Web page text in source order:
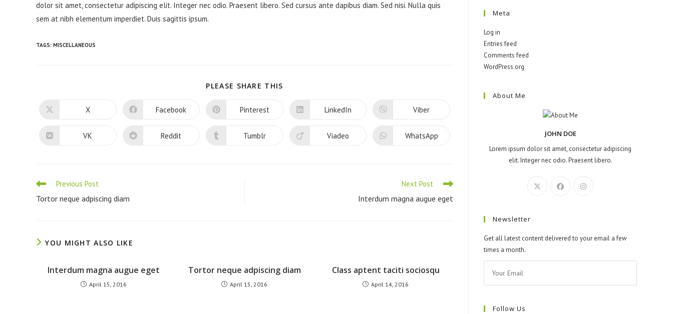
dolor sit amet, consectetur adipiscing elit. Integer nec odio. Praesent libero. Sed cursus ante dapibus diam. Sed nisi. Nulla quis
sem at nibh elementum imperdiet. Duis sagittis ipsum.
TAGS: MISCELLANEOUS
PLEASE SHARE THIS
X Facebook Pinterest LinkedIn Viber
VK Reddit Tumblr Viadeo WhatsApp
Previous Post
Tortor neque adpiscing diam
Next Post
Interdum magna augue eget
YOU MIGHT ALSO LIKE
Interdum magna augue eget
April 15, 2016
Tortor neque adpiscing diam
April 15, 2016
Class aptent taciti sociosqu
April 14, 2016
Meta
Log in
Entries feed
Comments feed
WordPress.org
About Me
JOHN DOE
Lorem ipsum dolor sit amet, consectetur adipiscing
elit. Integer nec odio. Praesent libero.
Newsletter
Get all latest content delivered to your email a few
times a month.
Follow Us